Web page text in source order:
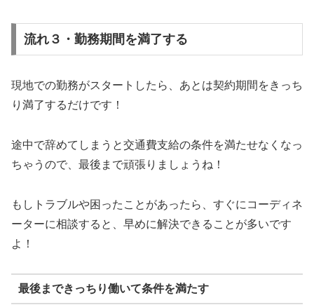
流れ３・勤務期間を満了する
現地での勤務がスタートしたら、あとは契約期間をきっち
り満了するだけです！
途中で辞めてしまうと交通費支給の条件を満たせなくなっ
ちゃうので、最後まで頑張りましょうね！
もしトラブルや困ったことがあったら、すぐにコーディネ
ーターに相談すると、早めに解決できることが多いです
よ！
最後まできっちり働いて条件を満たす